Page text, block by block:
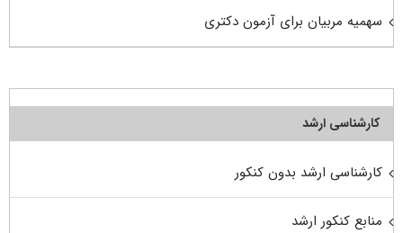
سهمیه مربیان برای آزمون دکتری
کارشناسی ارشد
کارشناسی ارشد بدون کنکور
منابع کنکور ارشد